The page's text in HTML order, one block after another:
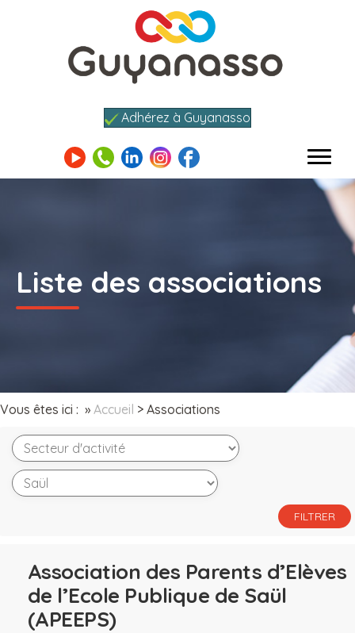
Adhérez à Guyanasso
Liste des associations
Vous êtes ici : » Accueil > Associations
Association des Parents d’Elèves
de l’Ecole Publique de Saül
(APEEPS)